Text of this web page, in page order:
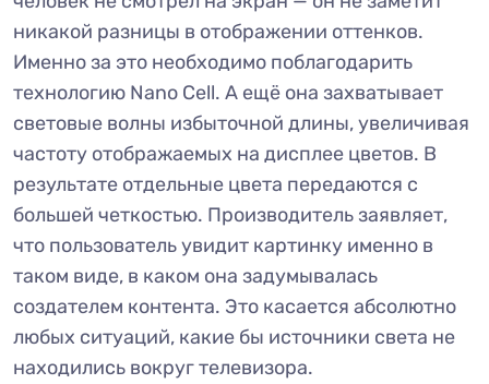
никакой разницы в отображении оттенков.
Именно за это необходимо поблагодарить
технологию Nano Cell. А ещё она захватывает
световые волны избыточной длины, увеличивая
частоту отображаемых на дисплее цветов. В
результате отдельные цвета передаются с
большей четкостью. Производитель заявляет,
что пользователь увидит картинку именно в
таком виде, в каком она задумывалась
создателем контента. Это касается абсолютно
любых ситуаций, какие бы источники света не
находились вокруг телевизора.